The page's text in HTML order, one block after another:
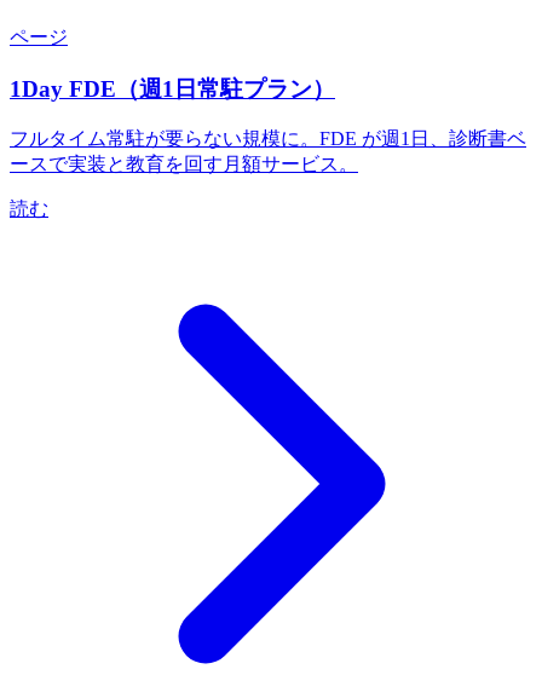
ページ
1Day FDE（週1日常駐プラン）
フルタイム常駐が要らない規模に。FDE が週1日、診断書ベ
ースで実装と教育を回す月額サービス。
読む